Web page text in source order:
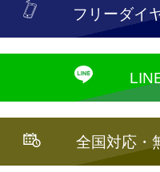
フリーダイ
全国対応・